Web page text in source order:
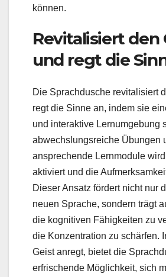
können.
Revitalisiert den
und regt die
Die Sprachdusche revitalisiert
regt die Sinne an, indem sie
und interaktive Lernumgebung
abwechslungsreiche Übungen
ansprechende Lernmodule
aktiviert und die
Dieser Ansatz fördert nicht nur
neuen Sprache, sondern trägt
die kognitiven Fähigkeiten zu
die Konzentration zu schärfen.
Geist anregt, bietet die
erfrischende Möglichkeit, sich